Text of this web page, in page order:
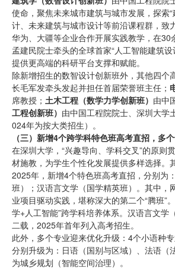
使命，聚焦未来城市建筑与城市发展，探索
计、未来建筑与城市设计等前沿课程群，
华为、大疆等企业合作开展实践教学，在
孟建民院士牵头的全球首家“人工智能建筑
提供更高端的科研平台支撑和赋能。
除新增招生的数智设计创新班外，其他四个
长毛军发牵头发起并担任首届荣誉班主任；
席教授； 土木工程（数学力学创新班） 由中
工程创新班） 由中国工程院院士、深圳大学
024年为按大类招生）。
（三）新增4个跨学科特色班高考直招，多
在深圳大学，“兴趣导向、学科交叉”的原则
材施教，为学生个性化发展提供多样选择
2025年，新增4个特色班高考直招，分别为
班）；汉语言文学（国学精英班）。其中
业项目驱动实践，堪称深大的第二个“腾班”
学+人工智能”跨学科培养体系。汉语言文学
二载，2025年首年列入高考招生。
此外，多个专业迎来优化升级：4个小语种
分别升级为：日语（国别与区域）、法语
为城乡规划（智能空间治理）。